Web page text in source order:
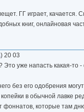
ГГ играет, качается.
книг, онлайновая
) 20 03
Это уже напасть какая-
без его одобрения
в обычной лавке
фоннатов, которые там